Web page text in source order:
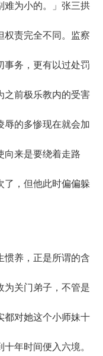
为小的。」张三拱
权责完全不同。监察
事务，更有以过处罚
之前极乐教内的受害
辱的多惨现在就会加
向来是要绕着走路
了，但他此时偏偏躲
养，正是所谓的含
为关门弟子，不管是
都对她这个小师妹十
年时间便入六境。